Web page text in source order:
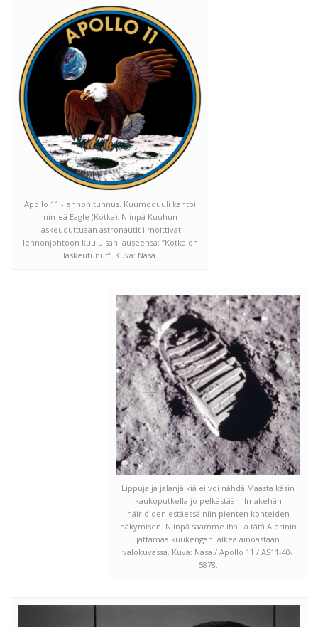
Apollo 11 -lennon tunnus. Kuumoduuli kantoi
nimeä Eagle (Kotka). Niinpä Kuuhun
laskeuduttuaan astronautit ilmoittivat
lennonjohtoon kuuluisan lauseensa: ”Kotka on
laskeutunut”. Kuva: Nasa.
Lippuja ja jalanjälkiä ei voi nähdä Maasta käsin
kaukoputkella jo pelkästään ilmakehän
häiriöiden estäessä niin pienten kohteiden
näkymisen. Niinpä saamme ihailla tätä Aldrinin
jättämää kuukengän jälkeä ainoastaan
valokuvassa. Kuva: Nasa / Apollo 11 / AS11-40-
5878.